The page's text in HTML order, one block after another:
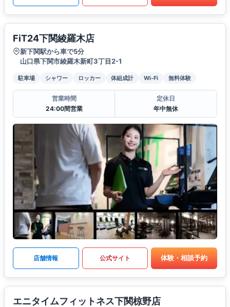
FiT24下関綾羅木店
新下関駅から車で5分
山口県下関市綾羅木新町3丁目2-1
駐車場 シャワー ロッカー 体組成計 Wi-Fi 無料体験
営業時間
24:00間営業
定休日
年中無休
店舗情報 公式サイト 体験・相談予約
エニタイムフィットネス下関椋野店